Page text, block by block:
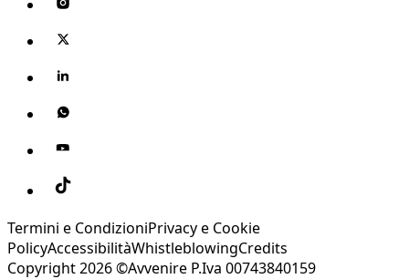
Termini e CondizioniPrivacy e Cookie
PolicyAccessibilitàWhistleblowingCredits
Copyright 2026 ©Avvenire P.Iva 00743840159